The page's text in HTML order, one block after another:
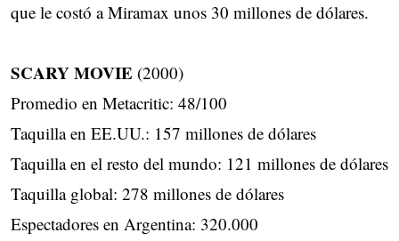
que le costó a Miramax unos 30 millones de dólares.
SCARY MOVIE (2000)
Promedio en Metacritic: 48/100
Taquilla en EE.UU.: 157 millones de dólares
Taquilla en el resto del mundo: 121 millones de dólares
Taquilla global: 278 millones de dólares
Espectadores en Argentina: 320.000